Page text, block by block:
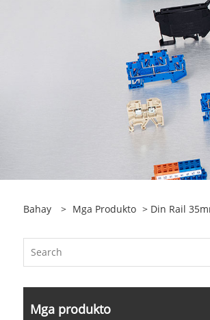
Bahay > Mga Produkto > Din Rail
Mga produkto